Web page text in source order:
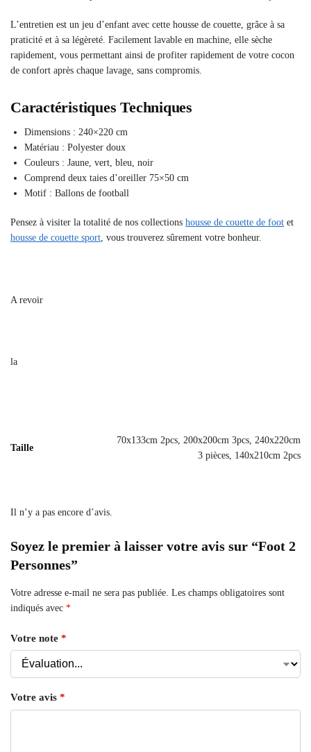
L’entretien est un jeu d’enfant avec cette housse de couette, grâce à sa
praticité et à sa légèreté. Facilement lavable en machine, elle sèche
rapidement, vous permettant ainsi de profiter rapidement de votre cocon
de confort après chaque lavage, sans compromis.
Caractéristiques Techniques
Dimensions : 240×220 cm
Matériau : Polyester doux
Couleurs : Jaune, vert, bleu, noir
Comprend deux taies d’oreiller 75×50 cm
Motif : Ballons de football
Pensez à visiter la totalité de nos collections housse de couette de foot et
housse de couette sport, vous trouverez sûrement votre bonheur.
A revoir
la
Taille
70x133cm 2pcs, 200x200cm 3pcs, 240x220cm
3 pièces, 140x210cm 2pcs
Il n’y a pas encore d’avis.
Soyez le premier à laisser votre avis sur “Foot 2
Personnes”
Votre adresse e-mail ne sera pas publiée. Les champs obligatoires sont
indiqués avec *
Votre note *
Votre avis *